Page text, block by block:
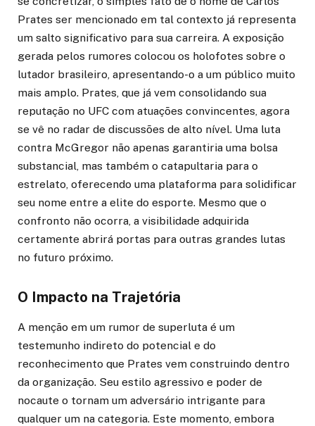
Prates ser mencionado em tal contexto já representa
um salto significativo para sua carreira. A exposição
gerada pelos rumores colocou os holofotes sobre o
lutador brasileiro, apresentando-o a um público muito
mais amplo. Prates, que já vem consolidando sua
reputação no UFC com atuações convincentes, agora
se vê no radar de discussões de alto nível. Uma luta
contra McGregor não apenas garantiria uma bolsa
substancial, mas também o catapultaria para o
estrelato, oferecendo uma plataforma para solidificar
seu nome entre a elite do esporte. Mesmo que o
confronto não ocorra, a visibilidade adquirida
certamente abrirá portas para outras grandes lutas
no futuro próximo.
O Impacto na Trajetória
A menção em um rumor de superluta é um
testemunho indireto do potencial e do
reconhecimento que Prates vem construindo dentro
da organização. Seu estilo agressivo e poder de
nocaute o tornam um adversário intrigante para
qualquer um na categoria. Este momento, embora